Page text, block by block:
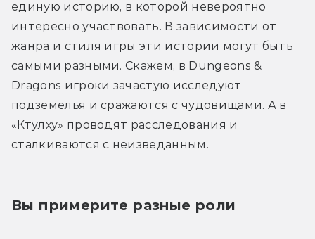
единую историю, в которой невероятно
интересно участвовать. В зависимости от
жанра и стиля игры эти истории могут быть
самыми разными. Скажем, в Dungeons &
Dragons игроки зачастую исследуют
подземелья и сражаются с чудовищами. А в
«Ктулху» проводят расследования и
сталкиваются с неизведанным.
Вы примерите разные роли